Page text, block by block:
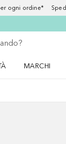
ogni ordine*
MARCHI